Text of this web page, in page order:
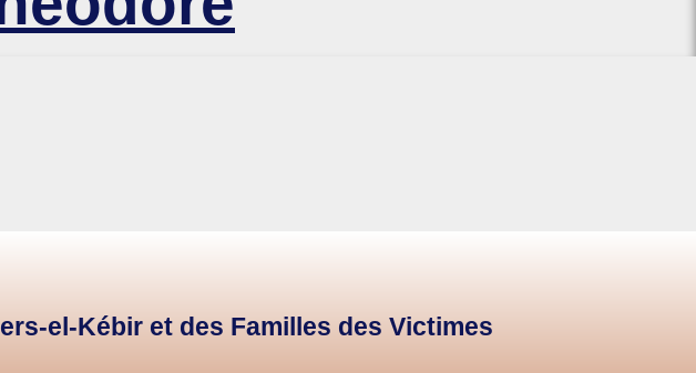
el-Kébir et des Familles des Victimes